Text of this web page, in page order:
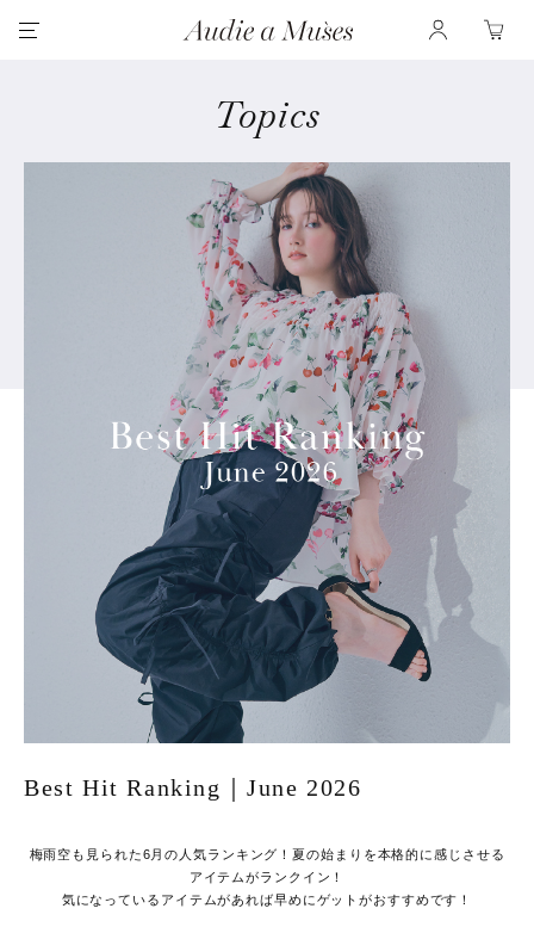
Topics
Best Hit Ranking｜June 2026
梅雨空も見られた6月の人気ランキング！夏の始まりを本格的に感じさせる
アイテムがランクイン！
気になっているアイテムがあれば早めにゲットがおすすめです！